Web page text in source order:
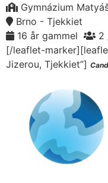
Gymnázium
Brno - Tjekkiet
16 år gammel
2
[/leaflet-
Jizerou, Tjekkiet”]